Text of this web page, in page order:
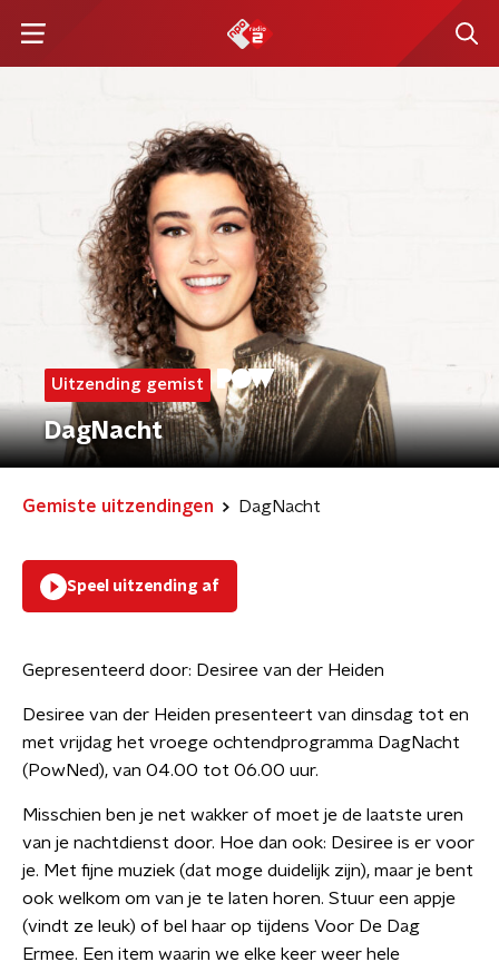
Uitzending gemist
DagNacht
Gemiste uitzendingen DagNacht
Speel uitzending af
Gepresenteerd door: Desiree van der Heiden
Desiree van der Heiden presenteert van dinsdag tot en
met vrijdag het vroege ochtendprogramma DagNacht
(PowNed), van 04.00 tot 06.00 uur.
Misschien ben je net wakker of moet je de laatste uren
van je nachtdienst door. Hoe dan ook: Desiree is er voor
je. Met fijne muziek (dat moge duidelijk zijn), maar je bent
ook welkom om van je te laten horen. Stuur een appje
(vindt ze leuk) of bel haar op tijdens Voor De Dag
Ermee. Een item waarin we elke keer weer hele